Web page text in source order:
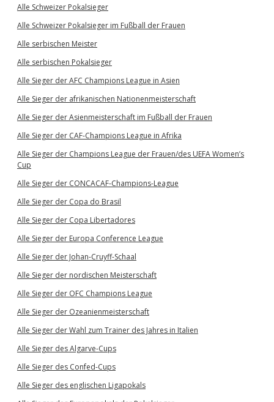
Alle Schweizer Pokalsieger
Alle Schweizer Pokalsieger im Fußball der Frauen
Alle serbischen Meister
Alle serbischen Pokalsieger
Alle Sieger der AFC Champions League in Asien
Alle Sieger der afrikanischen Nationenmeisterschaft
Alle Sieger der Asienmeisterschaft im Fußball der Frauen
Alle Sieger der CAF-Champions League in Afrika
Alle Sieger der Champions League der Frauen/des UEFA Women’s
Cup
Alle Sieger der CONCACAF-Champions-League
Alle Sieger der Copa do Brasil
Alle Sieger der Copa Libertadores
Alle Sieger der Europa Conference League
Alle Sieger der Johan-Cruyff-Schaal
Alle Sieger der nordischen Meisterschaft
Alle Sieger der OFC Champions League
Alle Sieger der Ozeanienmeisterschaft
Alle Sieger der Wahl zum Trainer des Jahres in Italien
Alle Sieger des Algarve-Cups
Alle Sieger des Confed-Cups
Alle Sieger des englischen Ligapokals